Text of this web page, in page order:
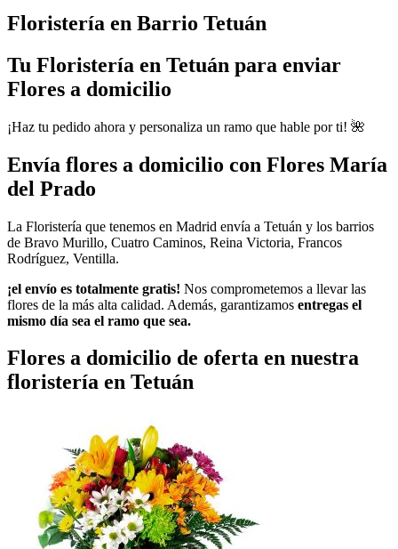
Floristería en Barrio Tetuán
Tu Floristería en Tetuán para enviar
Flores a domicilio
¡Haz tu pedido ahora y personaliza un ramo que hable por ti! 🌺
Envía flores a domicilio con Flores María
del Prado
La Floristería que tenemos en Madrid envía a Tetuán y los barrios
de Bravo Murillo, Cuatro Caminos, Reina Victoria, Francos
Rodríguez, Ventilla.
¡el envío es totalmente gratis! Nos comprometemos a llevar las
flores de la más alta calidad. Además, garantizamos entregas el
mismo día sea el ramo que sea.
Flores a domicilio de oferta en nuestra
floristería en Tetuán